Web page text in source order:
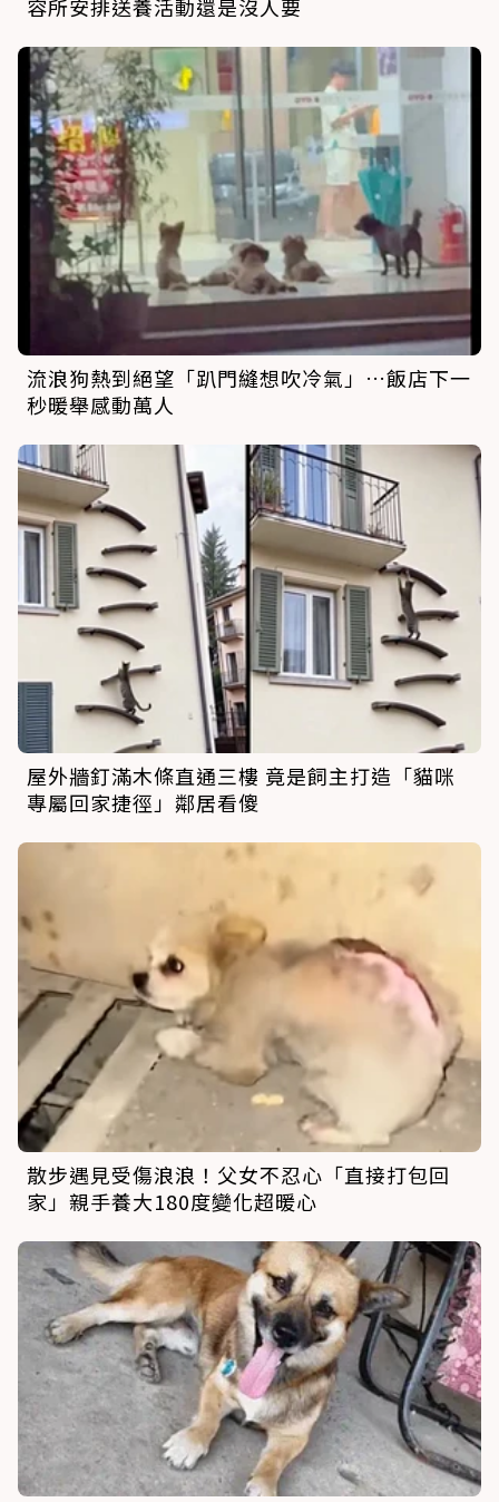
容所安排送養活動還是沒人要
流浪狗熱到絕望「趴門縫想吹冷氣」…飯店下一
秒暖舉感動萬人
屋外牆釘滿木條直通三樓 竟是飼主打造「貓咪
專屬回家捷徑」鄰居看傻
散步遇見受傷浪浪！父女不忍心「直接打包回
家」親手養大180度變化超暖心